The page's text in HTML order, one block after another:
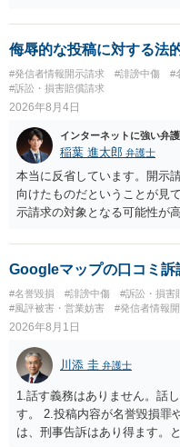
侮辱的な投稿に対する法
#発信者情報開示請求 #誹謗中傷 #
#訴訟・損害賠償請求
2026年8月4日
インターネットに強い弁
稲葉 進太郎 弁護士
本当に反省しています。開示
向けたものだということが見
示請求の対象となる可能性が
と存じます。発信者情報開示
者のところに、意見照会がな
は、アカウントの登録メール
場合賠償金はいくらでしょう
から１００万単位まで様々で
Googleマップの口コミ訴
#名誉毀損 #誹謗中傷 #訴訟・損害
#風評被害・営業妨害
#発信者情報
2026年8月1日
川添 圭 弁護士
1.話す義務はありません。話
す。 2.投稿内容が名誉毀損罪
は、刑事告訴はあり得ます。